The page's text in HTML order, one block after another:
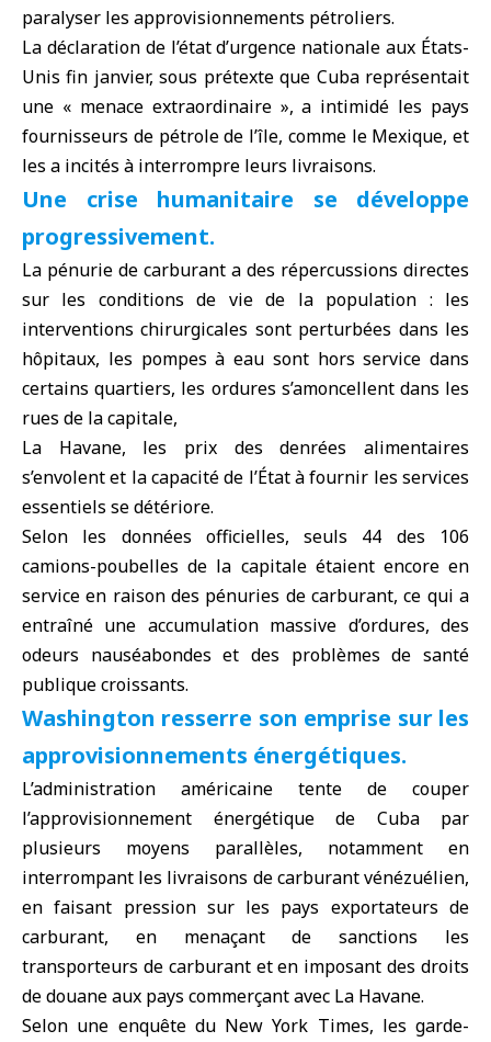
paralyser les approvisionnements pétroliers.
La déclaration de l’état d’urgence nationale aux États-
Unis fin janvier, sous prétexte que Cuba représentait
une « menace extraordinaire », a intimidé les pays
fournisseurs de pétrole de l’île, comme le Mexique, et
les a incités à interrompre leurs livraisons.
Une crise humanitaire se développe
progressivement.
La pénurie de carburant a des répercussions directes
sur les conditions de vie de la population : les
interventions chirurgicales sont perturbées dans les
hôpitaux, les pompes à eau sont hors service dans
certains quartiers, les ordures s’amoncellent dans les
rues de la capitale,
La Havane, les prix des denrées alimentaires
s’envolent et la capacité de l’État à fournir les services
essentiels se détériore.
Selon les données officielles, seuls 44 des 106
camions-poubelles de la capitale étaient encore en
service en raison des pénuries de carburant, ce qui a
entraîné une accumulation massive d’ordures, des
odeurs nauséabondes et des problèmes de santé
publique croissants.
Washington resserre son emprise sur les
approvisionnements énergétiques.
L’administration américaine tente de couper
l’approvisionnement énergétique de Cuba par
plusieurs moyens parallèles, notamment en
interrompant les livraisons de carburant vénézuélien,
en faisant pression sur les pays exportateurs de
carburant, en menaçant de sanctions les
transporteurs de carburant et en imposant des droits
de douane aux pays commerçant avec La Havane.
Selon une enquête du New York Times, les garde-